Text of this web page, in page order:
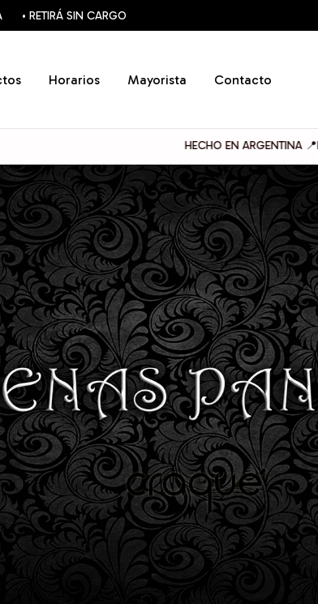
• RETIRÁ SIN CARGO
Horarios Mayorista Contacto
HECHO EN ARGENTINA